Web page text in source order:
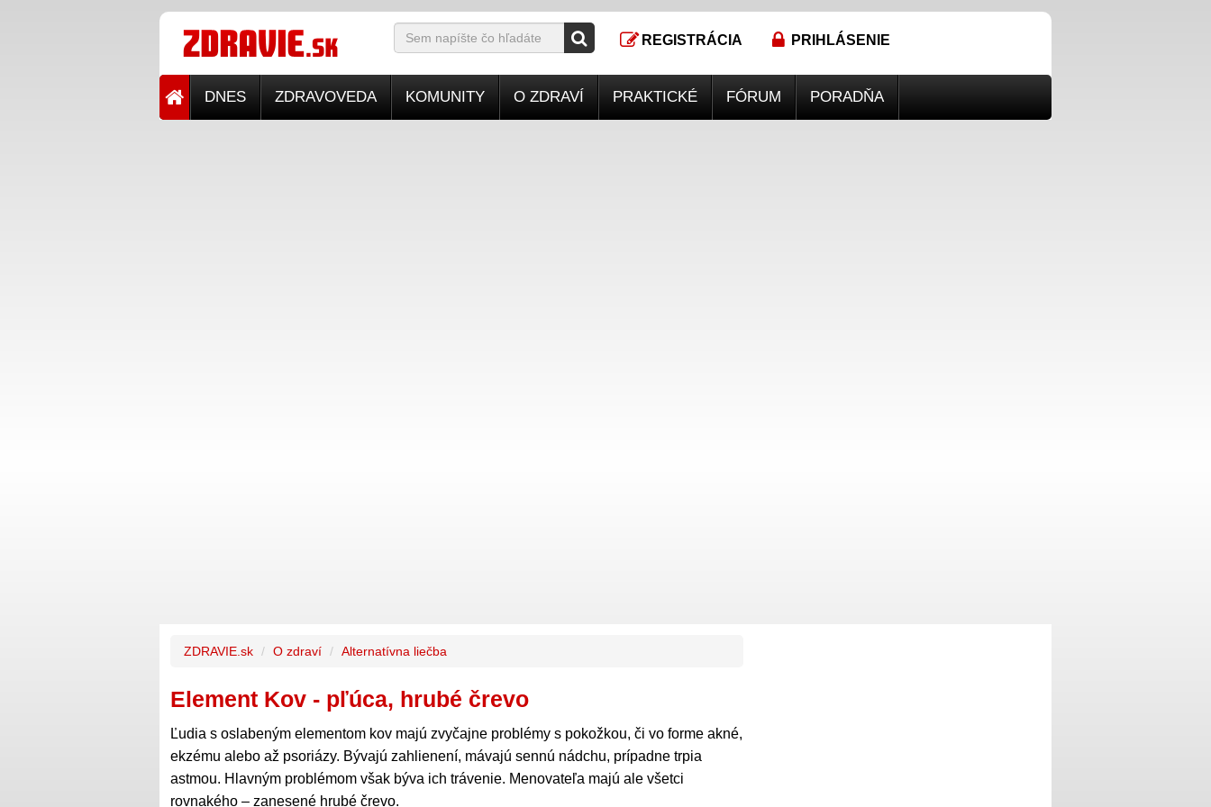
REGISTRÁCIA PRIHLÁSENIE
DNES ZDRAVOVEDA KOMUNITY O ZDRAVÍ PRAKTICKÉ FÓRUM PORADŇA
ZDRAVIE.sk O zdraví Alternatívna liečba
Element Kov - pľúca, hrubé črevo
Ľudia s oslabeným elementom kov majú zvyčajne problémy s pokožkou, či vo forme akné,
ekzému alebo až psoriázy. Bývajú zahlienení, mávajú sennú nádchu, prípadne trpia
astmou. Hlavným problémom však býva ich trávenie. Menovateľa majú ale všetci
rovnakého – zanesené hrubé črevo.